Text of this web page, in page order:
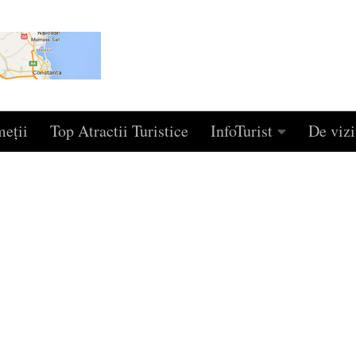
Top Atractii Turistice InfoTurist De